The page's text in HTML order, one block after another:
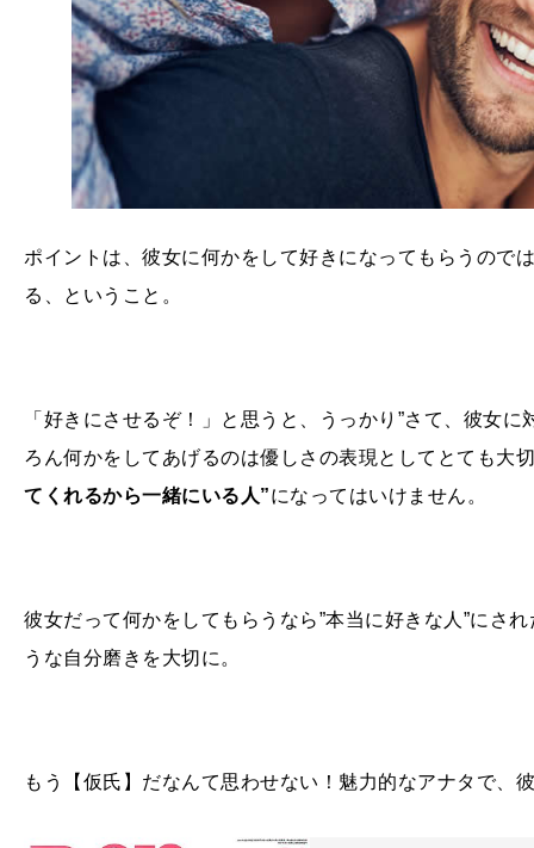
ポイントは、彼女に何かをして好きになってもらうので
る、ということ。
「好きにさせるぞ！」と思うと、うっかり”さて、彼女
ろん何かをしてあげるのは優しさの表現としてとても大
てくれるから一緒にいる人”になってはいけません。
彼女だって何かをしてもらうなら”本当に好きな人”にさ
うな自分磨きを大切に。
もう【仮氏】だなんて思わせない！魅力的なアナタで、